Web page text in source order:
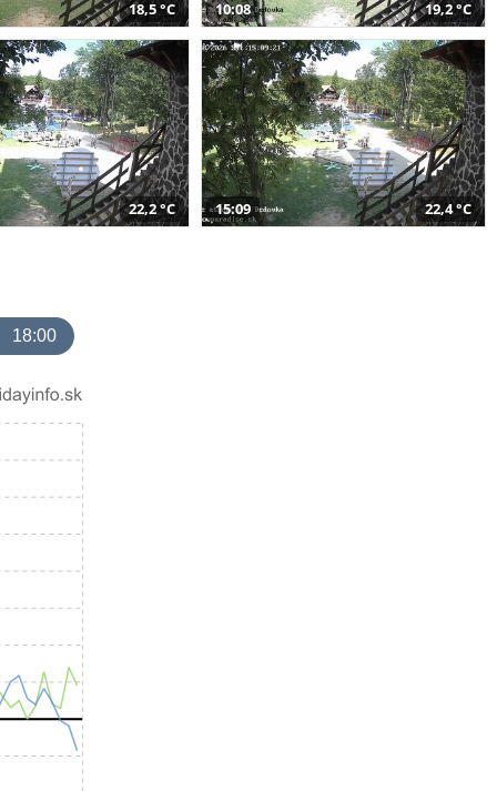
18,5 °C 10:08 19,2 °C
22,2 °C 15:09 22,4 °C
18:00